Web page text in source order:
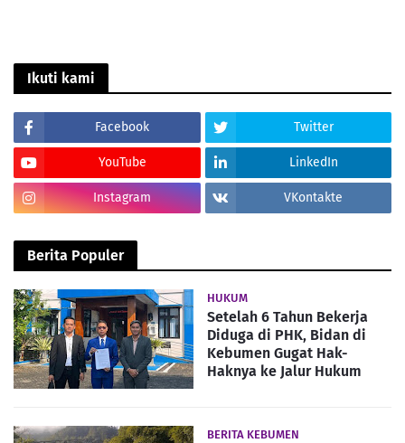
Ikuti kami
Facebook Twitter
YouTube LinkedIn
Instagram VKontakte
Berita Populer
HUKUM
Setelah 6 Tahun Bekerja
Diduga di PHK, Bidan di
Kebumen Gugat Hak-
Haknya ke Jalur Hukum
BERITA KEBUMEN